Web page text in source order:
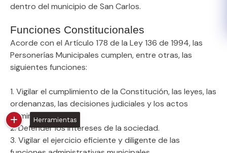
dentro del municipio de San Carlos.
Funciones Constitucionales
Acorde con el Artículo 178 de la Ley 136 de 1994, las
Personerías​ Municipales cumplen, entre otras, las
siguientes funciones:
1. Vigilar el cumplimiento de la Constitución, las leyes, las
ordenanzas, las decisiones judiciales y los actos
administrativos.
2. Defender los intereses de la sociedad.
3. Vigilar el ejercicio eficiente y diligente de las
Herramientas